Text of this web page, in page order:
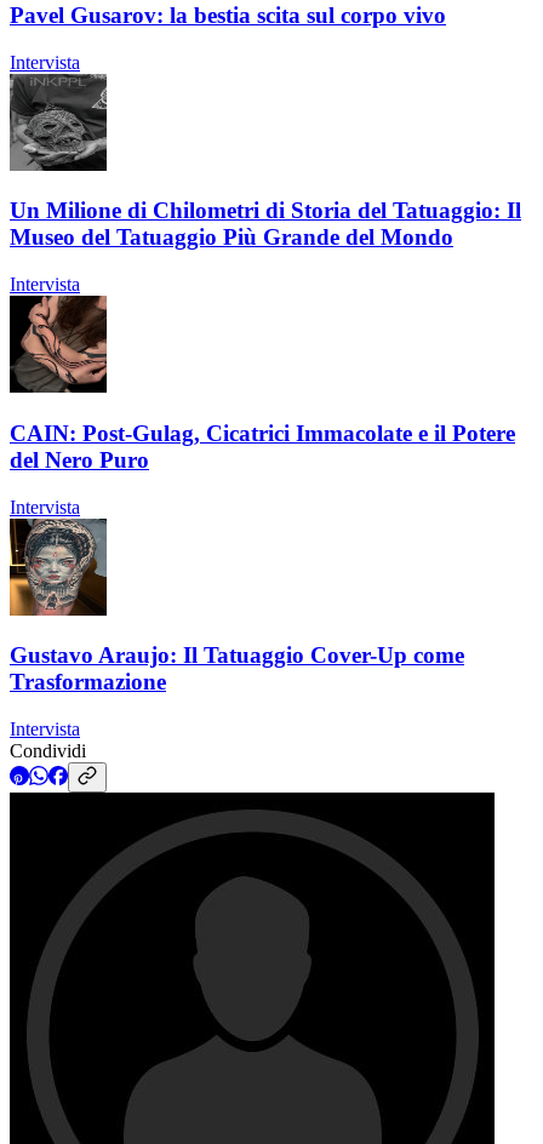
Pavel Gusarov: la bestia scita sul corpo vivo
Intervista
Un Milione di Chilometri di Storia del Tatuaggio: Il
Museo del Tatuaggio Più Grande del Mondo
Intervista
CAIN: Post-Gulag, Cicatrici Immacolate e il Potere
del Nero Puro
Intervista
Gustavo Araujo: Il Tatuaggio Cover-Up come
Trasformazione
Intervista
Condividi